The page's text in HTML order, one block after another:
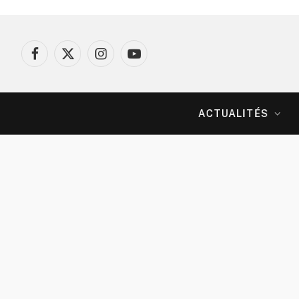
Facebook
X
InstagramYouTube
ACTUALITÉS